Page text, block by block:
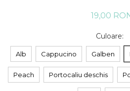
19,00
Culoare:
Alb Cappucino Galben
Peach Portocaliu deschis